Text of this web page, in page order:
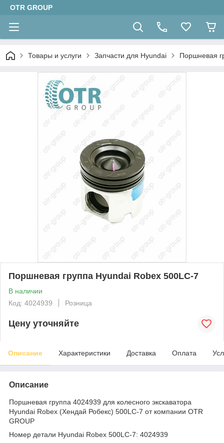
OTR GROUP
Товары и услуги Запчасти для Hyundai Поршневая
Поршневая группа Hyundai Robex 500LC-7
В наличии
Код: 4024939
Розница
Цену уточняйте
Описание Характеристики Доставка Оплата
Описание
Поршневая группа 4024939 для колесного экскаватора
Hyundai Robex (Хендай Робекс) 500LC-7 от компании OTR
GROUP
Номер детали Hyundai Robex 500LC-7: 4024939